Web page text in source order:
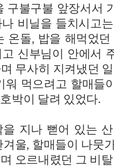
구불구불 앞장서서
비닐을 들치시고
온돌, 밥을 해먹었
신부님이 안에서
무사히 지켜냈던
워 먹으려고 할매들
박이 달려 있었다.
지나 뻗어 있는
울, 할매들이 나뭇
오르내렸던 그 비